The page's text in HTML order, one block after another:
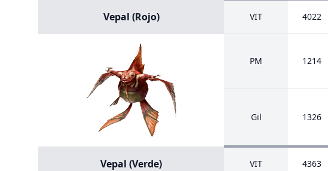
Vepal (Rojo) VIT 4022
PM 1214
Gil 1326
Vepal (Verde) VIT 4363